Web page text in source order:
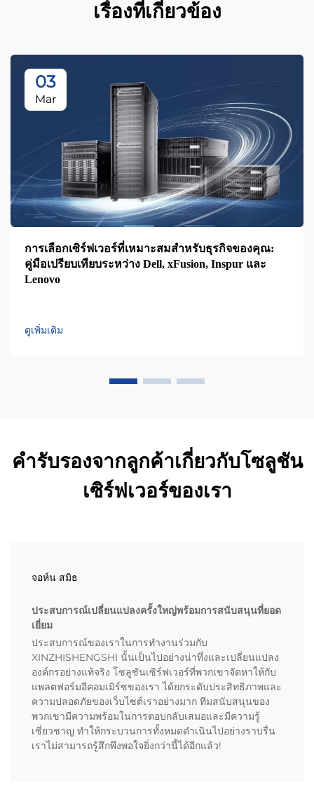
เรื่องที่เกี่ยวข้อง
03
Mar
การเลือกเซิร์ฟเวอร์ที่เหมาะสมสำหรับธุรกิจของคุณ:
คู่มือเปรียบเทียบระหว่าง Dell, xFusion, Inspur และ
Lenovo
ดูเพิ่มเติม
คำรับรองจากลูกค้าเกี่ยวกับโซลูชัน
เซิร์ฟเวอร์ของเรา
จอห์น สมิธ
ประสบการณ์เปลี่ยนแปลงครั้งใหญ่พร้อมการสนับสนุนที่ยอด
เยี่ยม
ประสบการณ์ของเราในการทำงานร่วมกับ
XINZHISHENGSHI นั้นเป็นไปอย่างน่าทึ่งและเปลี่ยนแปลง
องค์กรอย่างแท้จริง โซลูชันเซิร์ฟเวอร์ที่พวกเขาจัดหาให้กับ
แพลตฟอร์มอีคอมเมิร์ซของเรา ได้ยกระดับประสิทธิภาพและ
ความปลอดภัยของเว็บไซต์เราอย่างมาก ทีมสนับสนุนของ
พวกเขามีความพร้อมในการตอบกลับเสมอและมีความรู้
เชี่ยวชาญ ทำให้กระบวนการทั้งหมดดำเนินไปอย่างราบรื่น
เราไม่สามารถรู้สึกพึงพอใจยิ่งกว่านี้ได้อีกแล้ว!